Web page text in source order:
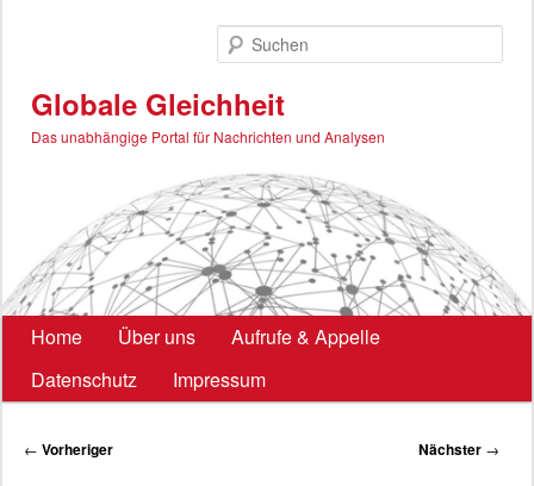
Globale Gleichheit
Das unabhängige Portal für Nachrichten und Analysen
Hauptmenü
Home Über uns
Aufrufe & Appelle
Datenschutz
Impressum
Beitragsnavigation
← Vorheriger Nächster →